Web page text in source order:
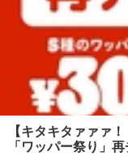
【キタキタァァァ
「ワッパー祭り」